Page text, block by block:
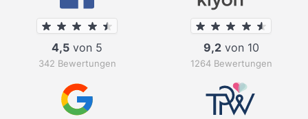
4,5 von 5
342 Bewertungen
9,2von 10
1264 Bewertungen